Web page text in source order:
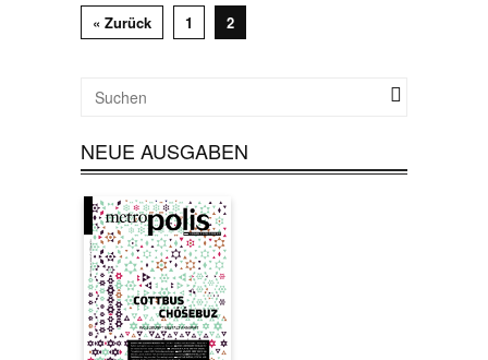
« Zurück 1 2
NEUE AUSGABEN